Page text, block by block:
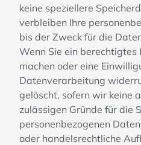
keine speziellere
verbleiben Ihre
bis der Zweck für die
Wenn Sie ein berechtigtes
machen oder eine
Datenverarbeitung
gelöscht, sofern wir keine
zulässigen Gründe für die
personenbezogenen
oder handelsrechtliche